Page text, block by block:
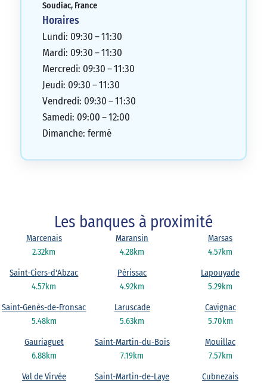
Soudiac, France
Horaires
Lundi: 09:30 – 11:30
Mardi: 09:30 – 11:30
Mercredi: 09:30 – 11:30
Jeudi: 09:30 – 11:30
Vendredi: 09:30 – 11:30
Samedi: 09:00 – 12:00
Dimanche: fermé
Les banques à proximité
2.32km
Marcenais
4.28km
Maransin
4.57km
Marsas
4.57km
Saint-Ciers-d'Abzac
4.92km
Périssac
5.29km
Lapouyade
5.48km
Saint-Genès-de-Fronsac
5.63km
Laruscade
5.70km
Cavignac
6.88km
Gauriaguet
7.19km
Saint-Martin-du-Bois
7.57km
Mouillac
Val de Virvée
Saint-Martin-de-Laye
Cubnezais